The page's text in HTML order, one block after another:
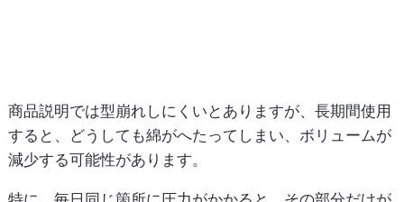
商品説明では型崩れしにくいとありますが、長期間使用
すると、どうしても綿がへたってしまい、ボリュームが
減少する可能性があります。